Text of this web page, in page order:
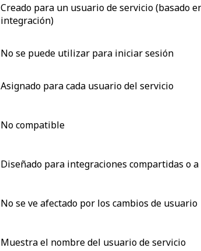
Creado para un usuario de servicio (basado
integración)
No se puede utilizar para iniciar sesión
Asignado para cada usuario del servicio
No compatible
Diseñado para integraciones compartidas o
No se ve afectado por los cambios de usuario
Muestra el nombre del usuario de servicio